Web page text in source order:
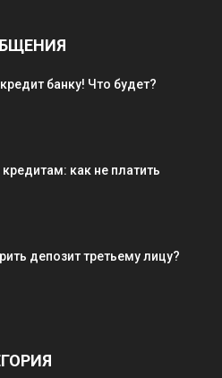
банку! Что будет?
как не платить
депозит третьему лицу?